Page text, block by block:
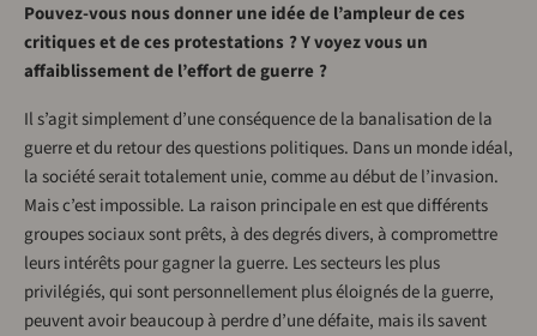
Pouvez-vous nous donner une idée de l’ampleur de ces
critiques et de ces protestations ? Y voyez vous un
affaiblissement de l’effort de guerre ?
Il s’agit simplement d’une conséquence de la banalisation de la
guerre et du retour des questions politiques. Dans un monde idéal,
la société serait totalement unie, comme au début de l’invasion.
Mais c’est impossible. La raison principale en est que différents
groupes sociaux sont prêts, à des degrés divers, à compromettre
leurs intérêts pour gagner la guerre. Les secteurs les plus
privilégiés, qui sont personnellement plus éloignés de la guerre,
peuvent avoir beaucoup à perdre d’une défaite, mais ils savent